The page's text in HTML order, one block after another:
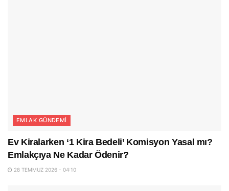
EMLAK GÜNDEMI
Ev Kiralarken ‘1 Kira Bedeli’ Komisyon Yasal mı?
Emlakçıya Ne Kadar Ödenir?
28 TEMMUZ 2026 - 04:10